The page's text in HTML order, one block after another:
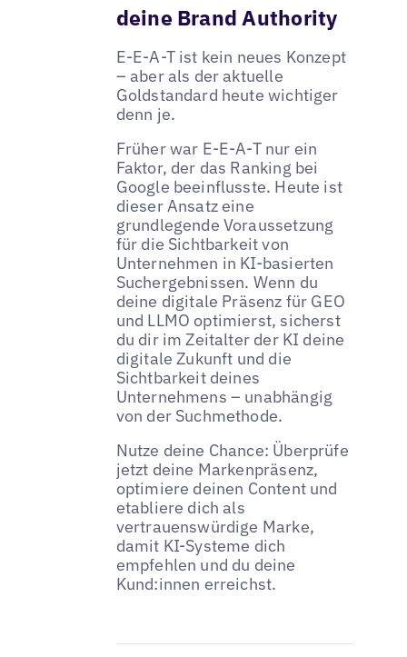
deine Brand Authority
E-E-A-T ist kein neues Konzept
– aber als der aktuelle
Goldstandard heute wichtiger
denn je.
Früher war E-E-A-T nur ein
Faktor, der das Ranking bei
Google beeinflusste. Heute ist
dieser Ansatz eine
grundlegende Voraussetzung
für die Sichtbarkeit von
Unternehmen in KI-basierten
Suchergebnissen. Wenn du
deine digitale Präsenz für GEO
und LLMO optimierst, sicherst
du dir im Zeitalter der KI deine
digitale Zukunft und die
Sichtbarkeit deines
Unternehmens – unabhängig
von der Suchmethode.
Nutze deine Chance: Überprüfe
jetzt deine Markenpräsenz,
optimiere deinen Content und
etabliere dich als
vertrauenswürdige Marke,
damit KI-Systeme dich
empfehlen und du deine
Kund:innen erreichst.